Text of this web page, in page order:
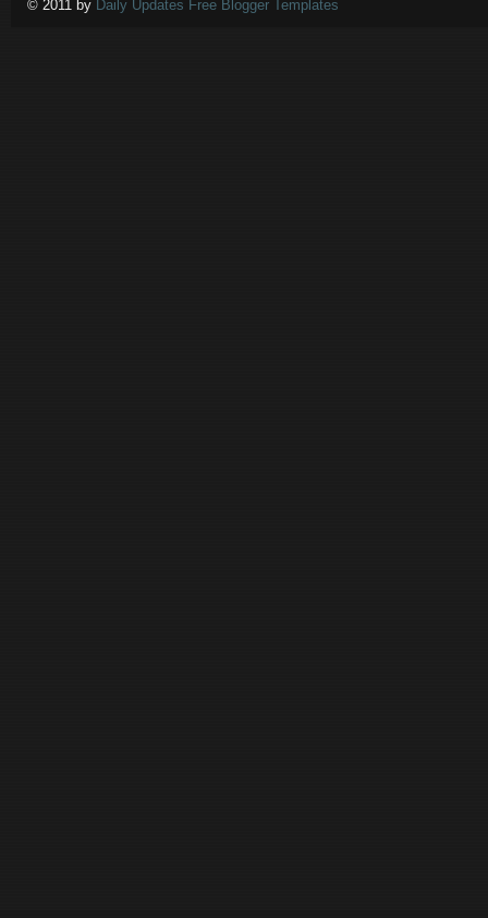
© 2011 by Daily Updates Free Blogger Templates